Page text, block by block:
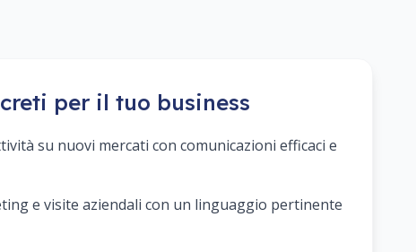
per il tuo business
su nuovi mercati con comunicazioni efficaci e
e visite aziendali con un linguaggio pertinente